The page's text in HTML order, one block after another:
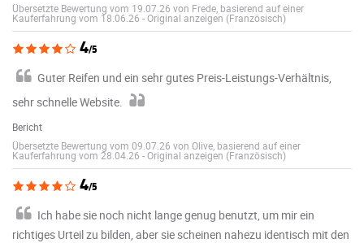
Übersetzte Bewertung vom 19.07.26 von Frede, basierend auf einer
Kauferfahrung vom 18.06.26 -Original anzeigen (Französisch)
4/5
Guter Reifen und ein sehr gutes Preis-Leistungs-Verhältnis,
sehr schnelle Website.
Bericht
Übersetzte Bewertung vom 09.07.26 von Olive, basierend auf einer
Kauferfahrung vom 28.04.26 -Original anzeigen (Französisch)
4/5
Ich habe sie noch nicht lange genug benutzt, um mir ein
richtiges Urteil zu bilden, aber sie scheinen nahezu identisch mit den